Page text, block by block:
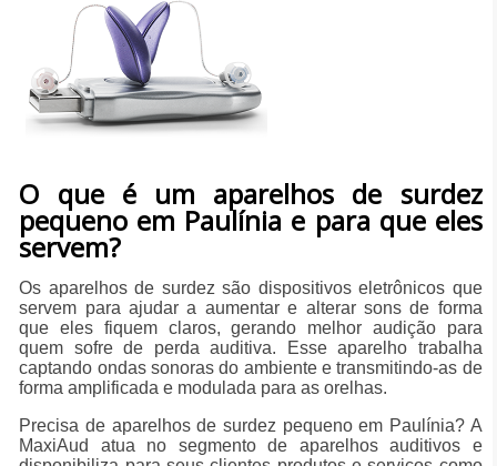
O que é um aparelhos de surdez
pequeno em Paulínia e para que eles
servem?
Os aparelhos de surdez são dispositivos eletrônicos que
servem para ajudar a aumentar e alterar sons de forma
que eles fiquem claros, gerando melhor audição para
quem sofre de perda auditiva. Esse aparelho trabalha
captando ondas sonoras do ambiente e transmitindo-as de
forma amplificada e modulada para as orelhas.
Precisa de aparelhos de surdez pequeno em Paulínia? A
MaxiAud atua no segmento de aparelhos auditivos e